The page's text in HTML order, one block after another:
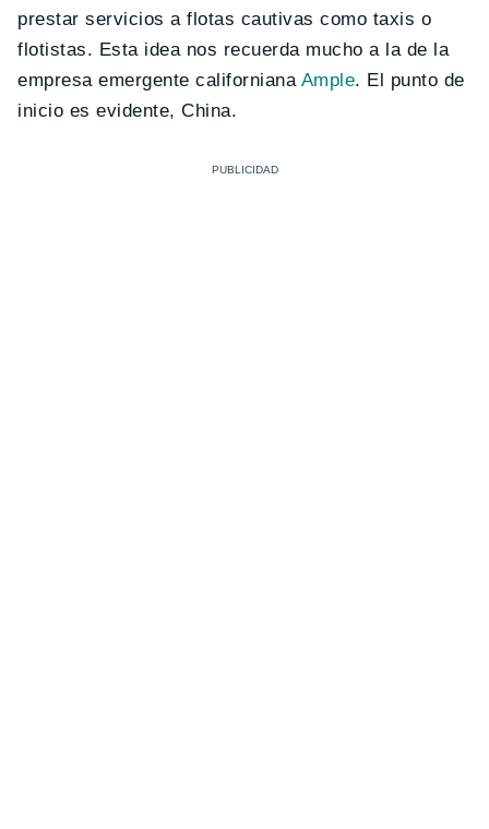
prestar servicios a flotas cautivas como taxis o
flotistas. Esta idea nos recuerda mucho a la de la
empresa emergente californiana Ample. El punto de
inicio es evidente, China.